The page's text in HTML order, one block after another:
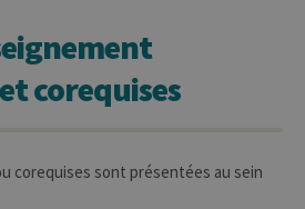
corequises
corequises sont présentées au sein